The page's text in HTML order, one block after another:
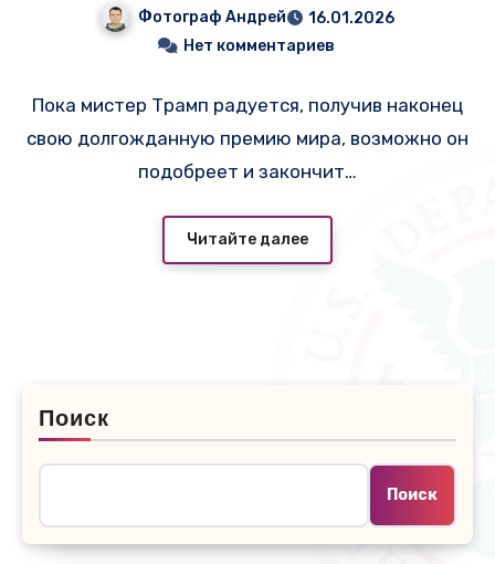
Фотограф Андрей
16.01.2026
Нет комментариев
Пока мистер Трамп радуется, получив наконец
свою долгожданную премию мира, возможно он
подобреет и закончит…
Читайте далее
Поиск
Поиск